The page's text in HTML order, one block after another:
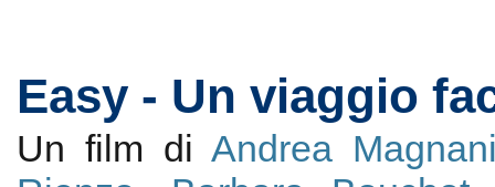
Easy - Un viaggio
Un film di Andrea